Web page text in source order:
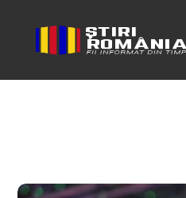
nicu covaci spital Tag